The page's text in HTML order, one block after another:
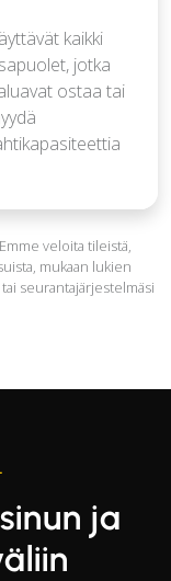
kaikki
jotka
ostaa tai
veloita tileistä,
mukaan lukien
seurantajärjestelmäsi
ja